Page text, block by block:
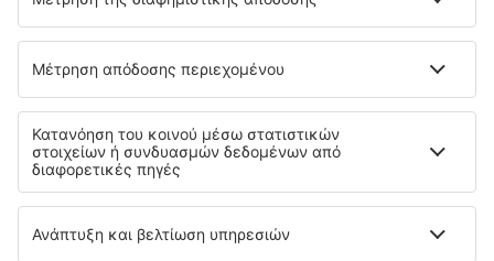
Πληροφορίες αποσκευών
Σχετικά με την eSky
Σχετικά με εμάς